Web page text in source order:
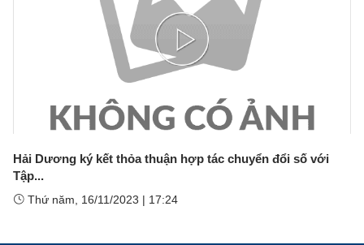
Play
Video
Hải Dương ký kết thỏa thuận hợp tác chuyển đổi số với
Tập...
Thứ năm, 16/11/2023 | 17:24